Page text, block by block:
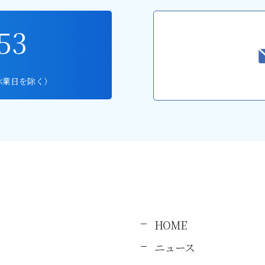
日を除く）
HOME
ニュース